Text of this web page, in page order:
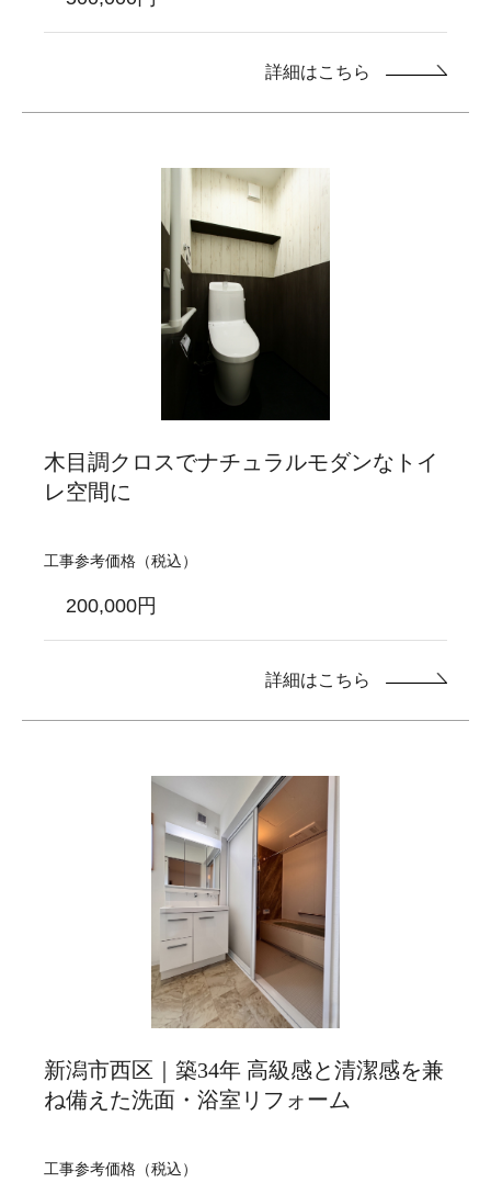
詳細はこちら
木目調クロスでナチュラルモダンなトイ
レ空間に
工事参考価格（税込）
200,000円
詳細はこちら
新潟市西区｜築34年 高級感と清潔感を兼
ね備えた洗面・浴室リフォーム
工事参考価格（税込）